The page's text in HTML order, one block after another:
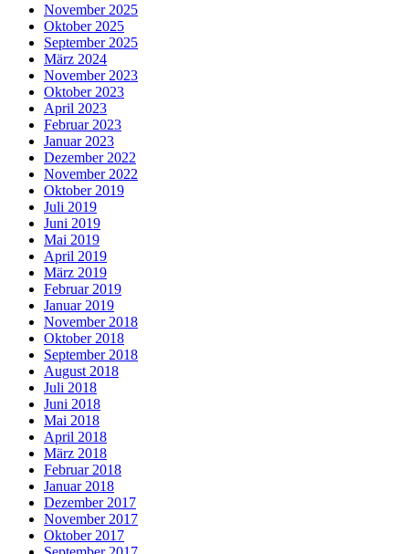
November 2025
Oktober 2025
September 2025
März 2024
November 2023
Oktober 2023
April 2023
Februar 2023
Januar 2023
Dezember 2022
November 2022
Oktober 2019
Juli 2019
Juni 2019
Mai 2019
April 2019
März 2019
Februar 2019
Januar 2019
November 2018
Oktober 2018
September 2018
August 2018
Juli 2018
Juni 2018
Mai 2018
April 2018
März 2018
Februar 2018
Januar 2018
Dezember 2017
November 2017
Oktober 2017